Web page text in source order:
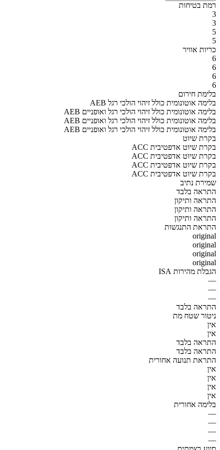
רמת בטיחות
3
3
5
5
כריות אוויר
6
6
6
6
בלימת חירום
AEB בלימה אוטונומית כולל זיהוי הולכי רגל
AEB בלימה אוטונומית כולל זיהוי הולכי רגל ואופניים
AEB בלימה אוטונומית כולל זיהוי הולכי רגל ואופניים
AEB בלימה אוטונומית כולל זיהוי הולכי רגל ואופניים
בקרת שיוט
ACC בקרת שיוט אדפטיבית
ACC בקרת שיוט אדפטיבית
ACC בקרת שיוט אדפטיבית
ACC בקרת שיוט אדפטיבית
שמירת נתיב
התראה בלבד
התראה ותיקון
התראה ותיקון
התראה ותיקון
התראת התנגשות
original
original
original
original
הגבלת מהירות ISA
—
—
—
התראה בלבד
ניטור שטח מת
אין
אין
התראה בלבד
התראה בלבד
התראת תנועה אחורית
אין
אין
אין
אין
בלימה אחורית
—
—
—
—